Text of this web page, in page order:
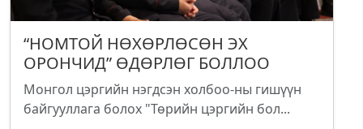
“НОМТОЙ НӨХӨРЛӨСӨН ЭХ
ОРОНЧИД” ӨДӨРЛӨГ БОЛЛОО
Монгол цэргийн нэгдсэн холбоо-ны гишүүн
байгууллага болох "Төрийн цэргийн бол...